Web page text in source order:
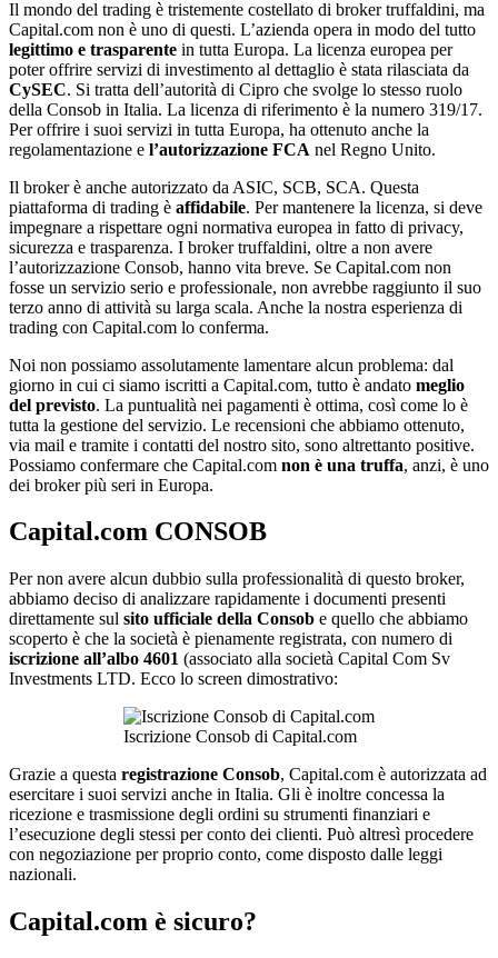
Il mondo del trading è tristemente costellato di broker truffaldini, ma
Capital.com non è uno di questi. L’azienda opera in modo del tutto
legittimo e trasparente in tutta Europa. La licenza europea per
poter offrire servizi di investimento al dettaglio è stata rilasciata da
CySEC. Si tratta dell’autorità di Cipro che svolge lo stesso ruolo
della Consob in Italia. La licenza di riferimento è la numero 319/17.
Per offrire i suoi servizi in tutta Europa, ha ottenuto anche la
regolamentazione e l’autorizzazione FCA nel Regno Unito.
Il broker è anche autorizzato da ASIC, SCB, SCA. Questa
piattaforma di trading è affidabile. Per mantenere la licenza, si deve
impegnare a rispettare ogni normativa europea in fatto di privacy,
sicurezza e trasparenza. I broker truffaldini, oltre a non avere
l’autorizzazione Consob, hanno vita breve. Se Capital.com non
fosse un servizio serio e professionale, non avrebbe raggiunto il suo
terzo anno di attività su larga scala. Anche la nostra esperienza di
trading con Capital.com lo conferma.
Noi non possiamo assolutamente lamentare alcun problema: dal
giorno in cui ci siamo iscritti a Capital.com, tutto è andato meglio
del previsto. La puntualità nei pagamenti è ottima, così come lo è
tutta la gestione del servizio. Le recensioni che abbiamo ottenuto,
via mail e tramite i contatti del nostro sito, sono altrettanto positive.
Possiamo confermare che Capital.com non è una truffa, anzi, è uno
dei broker più seri in Europa.
Capital.com CONSOB
Per non avere alcun dubbio sulla professionalità di questo broker,
abbiamo deciso di analizzare rapidamente i documenti presenti
direttamente sul sito ufficiale della Consob e quello che abbiamo
scoperto è che la società è pienamente registrata, con numero di
iscrizione all’albo 4601 (associato alla società Capital Com Sv
Investments LTD. Ecco lo screen dimostrativo:
Iscrizione Consob di Capital.com
Grazie a questa registrazione Consob, Capital.com è autorizzata ad
esercitare i suoi servizi anche in Italia. Gli è inoltre concessa la
ricezione e trasmissione degli ordini su strumenti finanziari e
l’esecuzione degli stessi per conto dei clienti. Può altresì procedere
con negoziazione per proprio conto, come disposto dalle leggi
nazionali.
Capital.com è sicuro?